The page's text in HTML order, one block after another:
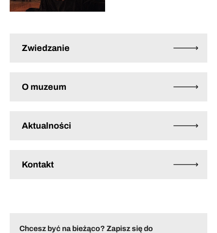
Zwiedzanie
O muzeum
Aktualności
Kontakt
Chcesz być na bieżąco? Zapisz się do